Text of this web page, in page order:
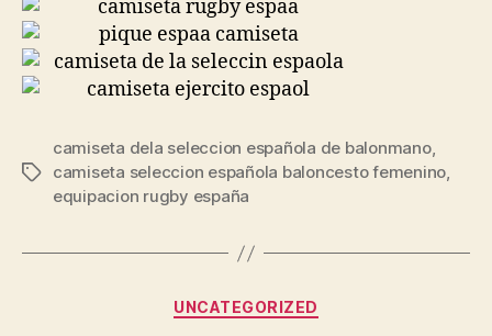
Etiquetas
camiseta dela seleccion española de balonmano,
camiseta seleccion española baloncesto femenino,
equipacion rugby españa
Categorías
UNCATEGORIZED